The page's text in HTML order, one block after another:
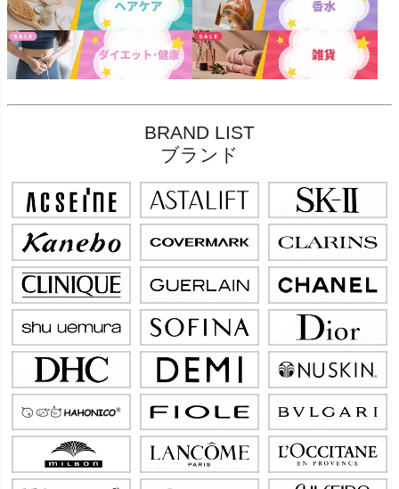
BRAND LIST
ブランド